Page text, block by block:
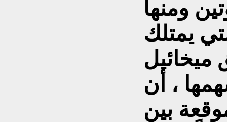
ومنها
يمتلك
ميخائيل
، أن
بين